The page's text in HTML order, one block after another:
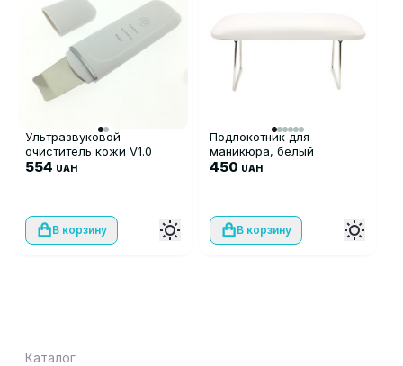
Ультразвуковой
очиститель кожи V1.0
554 UAH
В корзину
Подлокотник для
маникюра, белый
450 UAH
В корзину
Каталог